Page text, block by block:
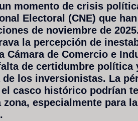
momento de crisis
Electoral (CNE) que
de noviembre de
la percepción de
Cámara de Comercio e
de certidumbre política
los inversionistas. La
casco histórico podrían
especialmente para